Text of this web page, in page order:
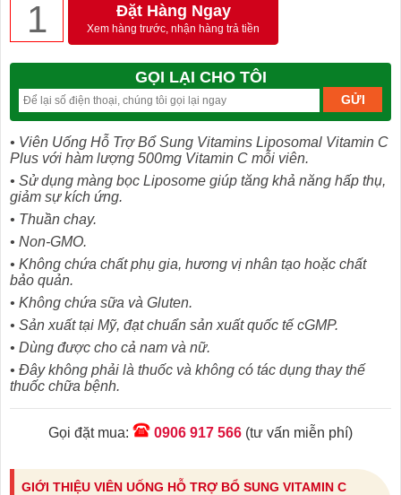
Đặt Hàng Ngay
Xem hàng trước, nhận hàng trả tiền
GỌI LẠI CHO TÔI
• Viên Uống Hỗ Trợ Bổ Sung Vitamins Liposomal Vitamin C
Plus với hàm lượng 500mg Vitamin C mỗi viên.
• Sử dụng màng bọc Liposome giúp tăng khả năng hấp thụ,
giảm sự kích ứng.
• Thuần chay.
• Non-GMO.
• Không chứa chất phụ gia, hương vị nhân tạo hoặc chất
bảo quản.
• Không chứa sữa và Gluten.
• Sản xuất tại Mỹ, đạt chuẩn sản xuất quốc tế cGMP.
• Dùng được cho cả nam và nữ.
• Đây không phải là thuốc và không có tác dụng thay thế
thuốc chữa bệnh.
Gọi đặt mua: 0906 917 566 (tư vấn miễn phí)
GIỚI THIỆU VIÊN UỐNG HỖ TRỢ BỔ SUNG VITAMIN C